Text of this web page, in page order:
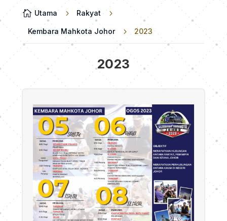
 Utama 5 Rakyat 5
Kembara Mahkota Johor 5 2023
2023